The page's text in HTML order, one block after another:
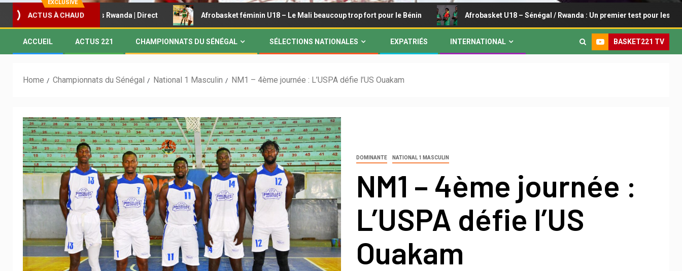
EXCLUSIVE
ACTUS À CHAUD
U18 – Sénégal vs Rwanda | Direct Afrobasket féminin U18 – Le Mali beaucoup trop fort pour le Bénin Afrobasket U18 – Sénégal / Rwanda : Un premier test pour les Lionceaux
ACCUEIL ACTUS 221 CHAMPIONNATS DU SÉNÉGAL SÉLECTIONS NATIONALES EXPATRIÉS INTERNATIONAL BASKET221 TV
Home Championnats du Sénégal National 1 Masculin NM1 – 4ème journée : L’USPA défie l’US Ouakam
DOMINANTE NATIONAL 1 MASCULIN
NM1 – 4ème journée :
L’USPA défie l’US
Ouakam